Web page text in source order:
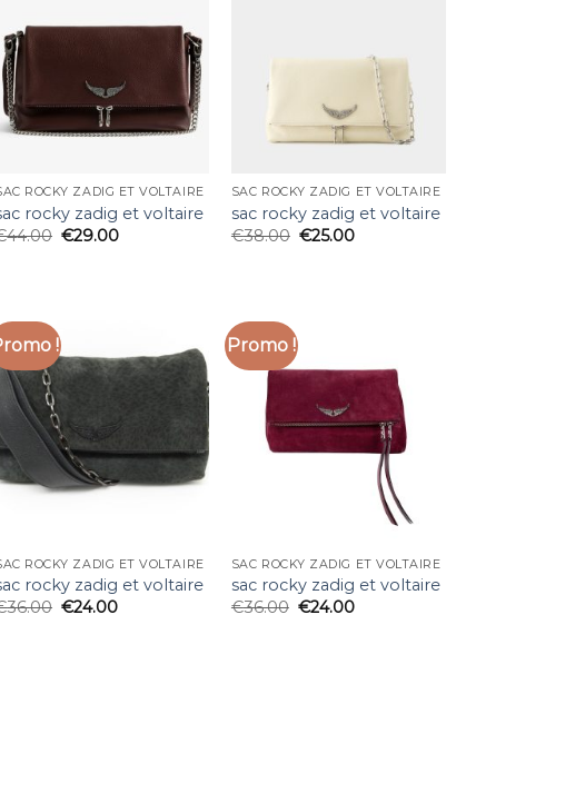
ROCKY ZADIG ET VOLTAIRE
rocky zadig et voltaire
44.00 €29.00
SAC ROCKY ZADIG ET VOLTAIRE
sac rocky zadig et voltaire
€38.00 €25.00
!
ROCKY ZADIG ET VOLTAIRE
rocky zadig et voltaire
36.00 €24.00
Promo !
SAC ROCKY ZADIG ET VOLTAIRE
sac rocky zadig et voltaire
€36.00 €24.00